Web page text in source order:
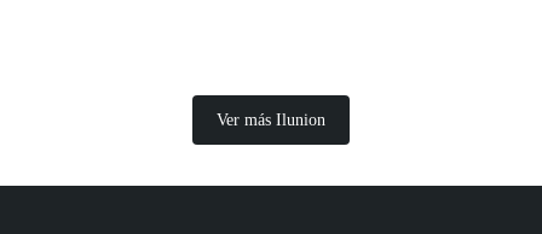
Ver más Ilunion